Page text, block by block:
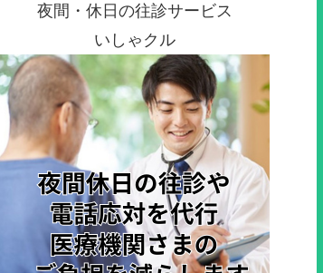
夜間・休日の往診サービス
いしゃクル